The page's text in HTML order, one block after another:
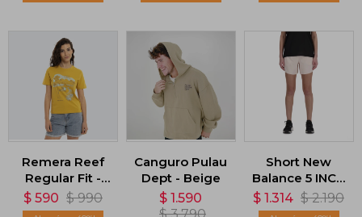
Remera Reef
Regular Fit -
Amarillo
$ 590 $ 990
Canguro Pulau
Dept - Beige
$ 1.590
$ 3.790
Short New
Balance 5 INCH
- Rosa
$ 1.314 $ 2.190